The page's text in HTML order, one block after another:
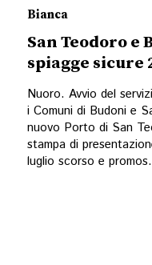
Bianca
San Teodoro e
spiagge sicure
Nuoro. Avvio del
i Comuni di Budoni e
nuovo Porto di San
stampa di
luglio scorso e